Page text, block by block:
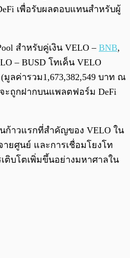
เพื่อรับผลตอบแทนสำหรับผู้
สำหรับคู่เงิน VELO – BNB,
– BUSD โทเค็น VELO
ลค่ารวม1,673,382,549 บาท ณ
ะถูกฝากบนแพลตฟอร์ม DeFi
ก้าวแรกที่สำคัญของ VELO ใน
ายศูนย์ และการเชื่อมโยงโท
ติบโตเพิ่มขึ้นอย่างมหาศาลใน